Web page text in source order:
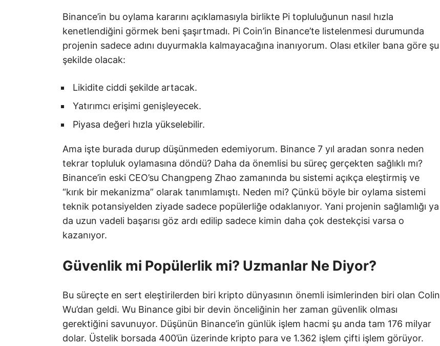
Binance’in bu oylama kararını açıklamasıyla birlikte Pi topluluğunun nasıl hızla
kenetlendiğini görmek beni şaşırtmadı. Pi Coin’in Binance’te listelenmesi durumunda
projenin sadece adını duyurmakla kalmayacağına inanıyorum. Olası etkiler bana göre şu
şekilde olacak:
Likidite ciddi şekilde artacak.
Yatırımcı erişimi genişleyecek.
Piyasa değeri hızla yükselebilir.
Ama işte burada durup düşünmeden edemiyorum. Binance 7 yıl aradan sonra neden
tekrar topluluk oylamasına döndü? Daha da önemlisi bu süreç gerçekten sağlıklı mı?
Binance’in eski CEO’su Changpeng Zhao zamanında bu sistemi açıkça eleştirmiş ve
“kırık bir mekanizma” olarak tanımlamıştı. Neden mi? Çünkü böyle bir oylama sistemi
teknik potansiyelden ziyade sadece popülerliğe odaklanıyor. Yani projenin sağlamlığı ya
da uzun vadeli başarısı göz ardı edilip sadece kimin daha çok destekçisi varsa o
kazanıyor.
Güvenlik mi Popülerlik mi? Uzmanlar Ne Diyor?
Bu süreçte en sert eleştirilerden biri kripto dünyasının önemli isimlerinden biri olan Colin
Wu’dan geldi. Wu Binance gibi bir devin önceliğinin her zaman güvenlik olması
gerektiğini savunuyor. Düşünün Binance’in günlük işlem hacmi şu anda tam 176 milyar
dolar. Üstelik borsada 400’ün üzerinde kripto para ve 1.362 işlem çifti işlem görüyor.